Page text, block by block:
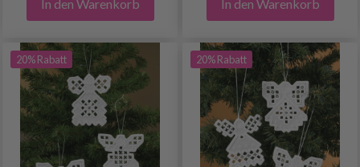
In den Warenkorb In den Warenkorb
20% Rabatt 20% Rabatt